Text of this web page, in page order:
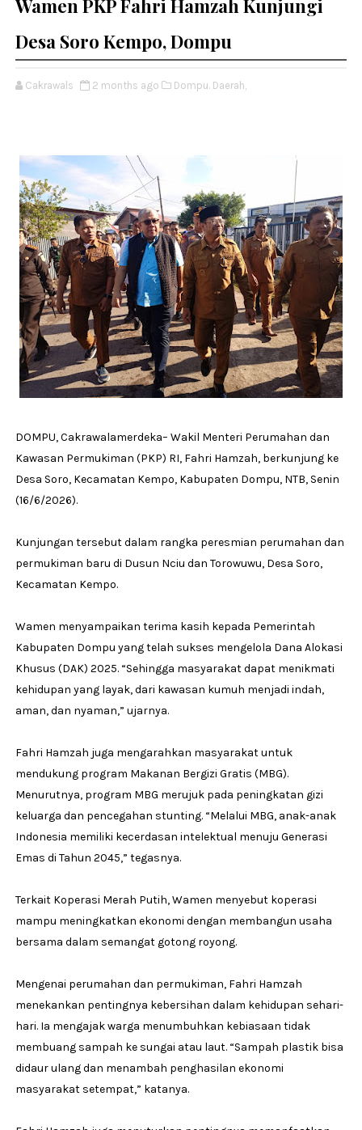
Wamen PKP Fahri Hamzah Kunjungi
Desa Soro Kempo, Dompu
Cakrawals 2 months ago Dompu. Daerah,
DOMPU, Cakrawalamerdeka– Wakil Menteri Perumahan dan
Kawasan Permukiman (PKP) RI, Fahri Hamzah, berkunjung ke
Desa Soro, Kecamatan Kempo, Kabupaten Dompu, NTB, Senin
(16/6/2026).
Kunjungan tersebut dalam rangka peresmian perumahan dan
permukiman baru di Dusun Nciu dan Torowuwu, Desa Soro,
Kecamatan Kempo.
Wamen menyampaikan terima kasih kepada Pemerintah
Kabupaten Dompu yang telah sukses mengelola Dana Alokasi
Khusus (DAK) 2025. “Sehingga masyarakat dapat menikmati
kehidupan yang layak, dari kawasan kumuh menjadi indah,
aman, dan nyaman,” ujarnya.
Fahri Hamzah juga mengarahkan masyarakat untuk
mendukung program Makanan Bergizi Gratis (MBG).
Menurutnya, program MBG merujuk pada peningkatan gizi
keluarga dan pencegahan stunting. “Melalui MBG, anak-anak
Indonesia memiliki kecerdasan intelektual menuju Generasi
Emas di Tahun 2045,” tegasnya.
Terkait Koperasi Merah Putih, Wamen menyebut koperasi
mampu meningkatkan ekonomi dengan membangun usaha
bersama dalam semangat gotong royong.
Mengenai perumahan dan permukiman, Fahri Hamzah
menekankan pentingnya kebersihan dalam kehidupan sehari-
hari. Ia mengajak warga menumbuhkan kebiasaan tidak
membuang sampah ke sungai atau laut. “Sampah plastik bisa
didaur ulang dan menambah penghasilan ekonomi
masyarakat setempat,” katanya.